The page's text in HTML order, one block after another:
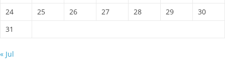
24
25 26 27 28 29
30
31
« Jul